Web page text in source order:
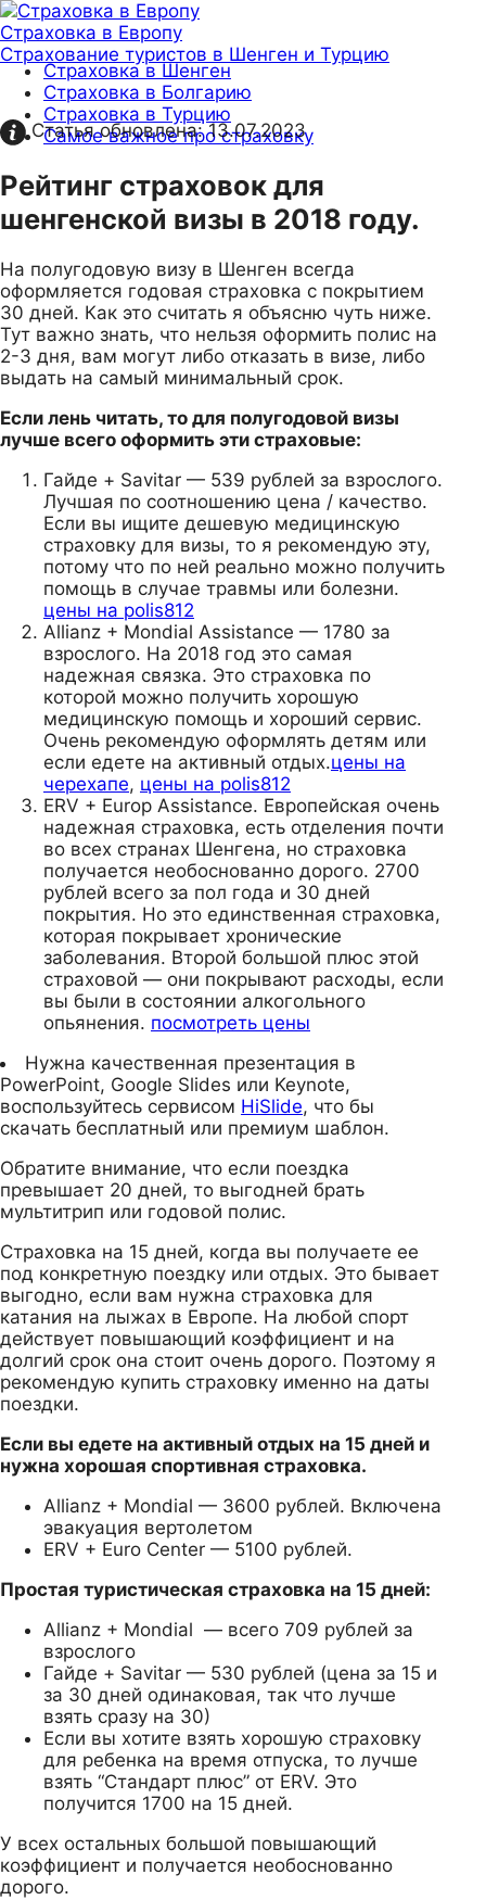
Страховка в Европу
Страхование туристов в Шенген и Турцию
Страховка в Шенген
Страховка в Болгарию
Страховка в Турцию
Самое важное про страховку
Статья обновлена:13.07.2023
Рейтинг страховок для
шенгенской визы в 2018 году.
На полугодовую визу в Шенген всегда
оформляется годовая страховка с покрытием
30 дней. Как это считать я объясню чуть ниже.
Тут важно знать, что нельзя оформить полис на
2-3 дня, вам могут либо отказать в визе, либо
выдать на самый минимальный срок.
Если лень читать, то для полугодовой визы
лучше всего оформить эти страховые:
Гайде + Savitar — 539 рублей за взрослого.
Лучшая по соотношению цена / качество.
Если вы ищите дешевую медицинскую
страховку для визы, то я рекомендую эту,
потому что по ней реально можно получить
помощь в случае травмы или болезни.
цены на polis812
Allianz + Mondial Assistance — 1780 за
взрослого. На 2018 год это самая
надежная связка. Это страховка по
которой можно получить хорошую
медицинскую помощь и хороший сервис.
Очень рекомендую оформлять детям или
если едете на активный отдых.цены на
черехапе, цены на polis812
ERV + Europ Assistance. Европейская очень
надежная страховка, есть отделения почти
во всех странах Шенгена, но страховка
получается необоснованно дорого. 2700
рублей всего за пол года и 30 дней
покрытия. Но это единственная страховка,
которая покрывает хронические
заболевания. Второй большой плюс этой
страховой — они покрывают расходы, если
вы были в состоянии алкогольного
опьянения. посмотреть цены
Нужна качественная презентация в
PowerPoint, Google Slides или Keynote,
воспользуйтесь сервисом HiSlide, что бы
скачать бесплатный или премиум шаблон.
Обратите внимание, что если поездка
превышает 20 дней, то выгодней брать
мультитрип или годовой полис.
Страховка на 15 дней, когда вы получаете ее
под конкретную поездку или отдых. Это бывает
выгодно, если вам нужна страховка для
катания на лыжах в Европе. На любой спорт
действует повышающий коэффициент и на
долгий срок она стоит очень дорого. Поэтому я
рекомендую купить страховку именно на даты
поездки.
Если вы едете на активный отдых на 15 дней и
нужна хорошая спортивная страховка.
Allianz + Mondial — 3600 рублей. Включена
эвакуация вертолетом
ERV + Euro Center — 5100 рублей.
Простая туристическая страховка на 15 дней:
Allianz + Mondial — всего 709 рублей за
взрослого
Гайде + Savitar — 530 рублей (цена за 15 и
за 30 дней одинаковая, так что лучше
взять сразу на 30)
Если вы хотите взять хорошую страховку
для ребенка на время отпуска, то лучше
взять “Стандарт плюс” от ERV. Это
получится 1700 на 15 дней.
У всех остальных большой повышающий
коэффициент и получается необоснованно
дорого.